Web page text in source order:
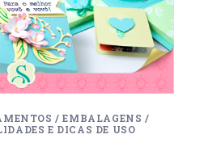
/EMBALAGENS /
E DICAS DE USO